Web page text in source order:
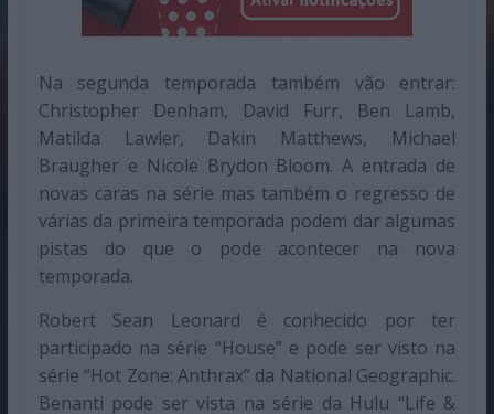
Na segunda temporada também vão entrar:
Christopher Denham, David Furr, Ben Lamb,
Matilda Lawler, Dakin Matthews, Michael
Braugher e Nicole Brydon Bloom. A entrada de
novas caras na série mas também o regresso de
várias da primeira temporada podem dar algumas
pistas do que o pode acontecer na nova
temporada.
Robert Sean Leonard é conhecido por ter
participado na série “House” e pode ser visto na
série “Hot Zone: Anthrax” da National Geographic.
Benanti pode ser vista na série da Hulu “Life &